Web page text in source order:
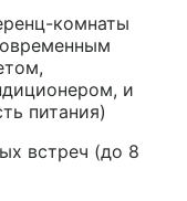
комнаты
и
питания)
встреч (до 8